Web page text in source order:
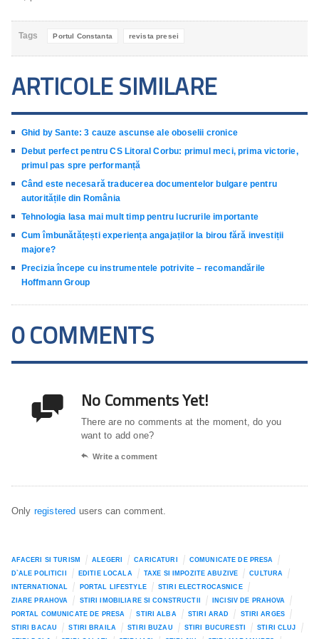
Tags Portul Constanta revista presei
ARTICOLE SIMILARE
Ghid by Sante: 3 cauze ascunse ale oboselii cronice
Debut perfect pentru CS Litoral Corbu: primul meci, prima victorie,
primul pas spre performanță
Când este necesară traducerea documentelor bulgare pentru
autoritățile din România
Tehnologia lasa mai mult timp pentru lucrurile importante
Cum îmbunătățești experiența angajaților la birou fără investiții
majore?
Precizia începe cu instrumentele potrivite – recomandările
Hoffmann Group
0 COMMENTS
 No Comments Yet!
There are no comments at the moment, do you
want to add one?
 Write a comment
Only registered users can comment.
AFACERI SI TURISM ALEGERI CARICATURI
COMUNICATE DE PRESA
D`ALE POLITICII
EDITIE LOCALA TAXE SI IMPOZITE ABUZIVE
CULTURA
INTERNATIONAL
PORTAL LIFESTYLE
STIRI ELECTROCASNICE
ZIARE PRAHOVA
STIRI IMOBILIARE SI CONSTRUCTII
INCISIV DE PRAHOVA
PORTAL COMUNICATE DE PRESA
STIRI ALBA STIRI ARAD
STIRI ARGES
STIRI BACAU
STIRI BRAILA STIRI BUZAU STIRI BUCURESTI
STIRI CLUJ